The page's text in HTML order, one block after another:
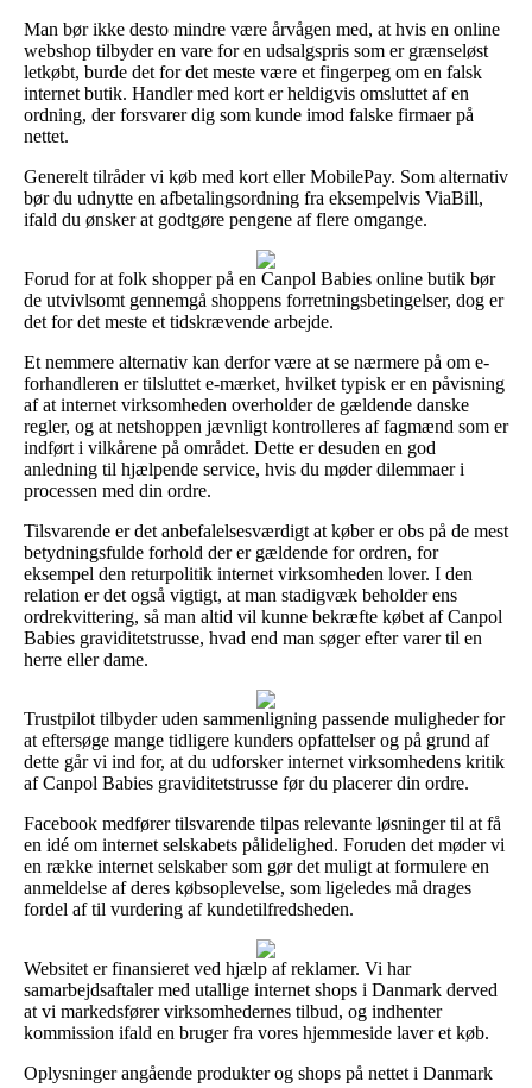
Man bør ikke desto mindre være årvågen med, at hvis en online
webshop tilbyder en vare for en udsalgspris som er grænseløst
letkøbt, burde det for det meste være et fingerpeg om en falsk
internet butik. Handler med kort er heldigvis omsluttet af en
ordning, der forsvarer dig som kunde imod falske firmaer på
nettet.
Generelt tilråder vi køb med kort eller MobilePay. Som alternativ
bør du udnytte en afbetalingsordning fra eksempelvis ViaBill,
ifald du ønsker at godtgøre pengene af flere omgange.
Forud for at folk shopper på en Canpol Babies online butik bør
de utvivlsomt gennemgå shoppens forretningsbetingelser, dog er
det for det meste et tidskrævende arbejde.
Et nemmere alternativ kan derfor være at se nærmere på om e-
forhandleren er tilsluttet e-mærket, hvilket typisk er en påvisning
af at internet virksomheden overholder de gældende danske
regler, og at netshoppen jævnligt kontrolleres af fagmænd som er
indført i vilkårene på området. Dette er desuden en god
anledning til hjælpende service, hvis du møder dilemmaer i
processen med din ordre.
Tilsvarende er det anbefalelsesværdigt at køber er obs på de mest
betydningsfulde forhold der er gældende for ordren, for
eksempel den returpolitik internet virksomheden lover. I den
relation er det også vigtigt, at man stadigvæk beholder ens
ordrekvittering, så man altid vil kunne bekræfte købet af Canpol
Babies graviditetstrusse, hvad end man søger efter varer til en
herre eller dame.
Trustpilot tilbyder uden sammenligning passende muligheder for
at eftersøge mange tidligere kunders opfattelser og på grund af
dette går vi ind for, at du udforsker internet virksomhedens kritik
af Canpol Babies graviditetstrusse før du placerer din ordre.
Facebook medfører tilsvarende tilpas relevante løsninger til at få
en idé om internet selskabets pålidelighed. Foruden det møder vi
en række internet selskaber som gør det muligt at formulere en
anmeldelse af deres købsoplevelse, som ligeledes må drages
fordel af til vurdering af kundetilfredsheden.
Websitet er finansieret ved hjælp af reklamer. Vi har
samarbejdsaftaler med utallige internet shops i Danmark derved
at vi markedsfører virksomhedernes tilbud, og indhenter
kommission ifald en bruger fra vores hjemmeside laver et køb.
Oplysninger angående produkter og shops på nettet i Danmark